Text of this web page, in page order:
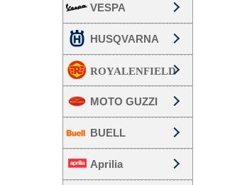
VESPA
HUSQVARNA
MOTO GUZZI
BUELL
Aprilia